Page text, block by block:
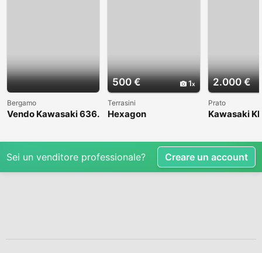
Bergamo
Vendo Kawasaki 636.
500 € 1
Terrasini
Hexagon
2.000 €
Prato
Kawasaki
Sei un venditore professionale? Creare un account